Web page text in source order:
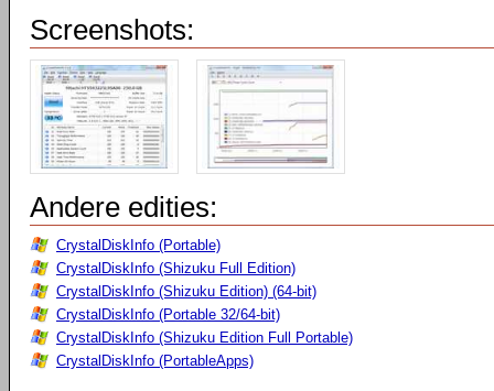
Screenshots:
Andere edities:
CrystalDiskInfo (Portable)
CrystalDiskInfo (Shizuku Full Edition)
CrystalDiskInfo (Shizuku Edition) (64-bit)
CrystalDiskInfo (Portable 32/64-bit)
CrystalDiskInfo (Shizuku Edition Full Portable)
CrystalDiskInfo (PortableApps)